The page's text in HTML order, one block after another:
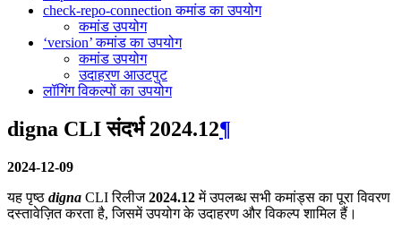
check-repo-connection कमांड का उपयोग
कमांड उपयोग
‘version’ कमांड का उपयोग
कमांड उपयोग
उदाहरण आउटपुट
लॉगिंग विकल्पों का उपयोग
digna CLI संदर्भ 2024.12¶
2024-12-09
यह पृष्ठ digna CLI रिलीज2024.12में उपलब्ध सभी कमांड्स का पूरा विवरण
दस्तावेज़ित करता है, जिसमें उपयोग के उदाहरण और विकल्प शामिल हैं।